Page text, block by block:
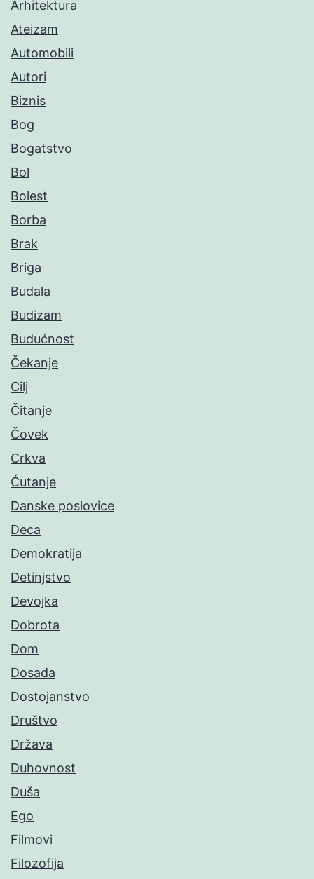
Arhitektura
Ateizam
Automobili
Autori
Biznis
Bog
Bogatstvo
Bol
Bolest
Borba
Brak
Briga
Budala
Budizam
Budućnost
Čekanje
Cilj
Čitanje
Čovek
Crkva
Ćutanje
Danske poslovice
Deca
Demokratija
Detinjstvo
Devojka
Dobrota
Dom
Dosada
Dostojanstvo
Društvo
Država
Duhovnost
Duša
Ego
Filmovi
Filozofija